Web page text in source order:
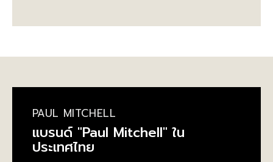
PAUL MITCHELL
แบรนด์ "Paul Mitchell" ใน
ประเทศไทย